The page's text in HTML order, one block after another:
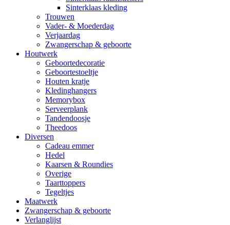
Sinterklaas kleding
Trouwen
Vader- & Moederdag
Verjaardag
Zwangerschap & geboorte
Houtwerk
Geboortedecoratie
Geboortestoeltje
Houten kratje
Kledinghangers
Memorybox
Serveerplank
Tandendoosje
Theedoos
Diversen
Cadeau emmer
Hedel
Kaarsen & Roundies
Overige
Taarttoppers
Tegeltjes
Maatwerk
Zwangerschap & geboorte
Verlanglijst